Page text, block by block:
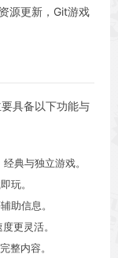
源更新，Git游戏
具备以下功能与
典与独立游戏。
玩。
助信息。
更灵活。
整内容。